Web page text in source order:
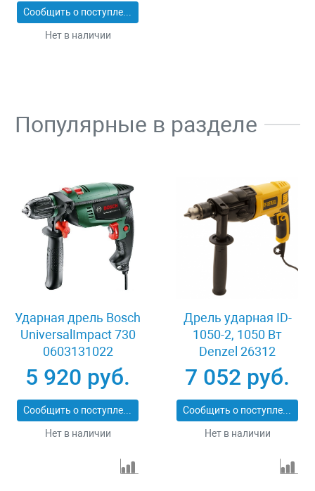
Сообщить о поступлении
Нет в наличии
Популярные в разделе
Ударная дрель Bosch
UniversalImpact 730
0603131022
5 920 руб.
Сообщить о поступлении
Нет в наличии
Дрель ударная ID-
1050-2, 1050 Вт
Denzel 26312
7 052 руб.
Сообщить о поступлении
Нет в наличии